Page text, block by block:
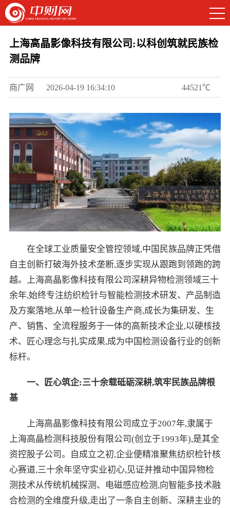
上海高晶影像科技有限公司:以科创筑就民族检
测品牌
商广网 2026-04-19 16:34:10 44521℃
在全球工业质量安全管控领域,中国民族品牌正凭借
自主创新打破海外技术垄断,逐步实现从跟跑到领跑的跨
越。上海高晶影像科技有限公司深耕异物检测领域三十
余年,始终专注纺织检针与智能检测技术研发、产品制造
及方案落地,从单一检针设备生产商,成长为集研发、生
产、销售、全流程服务于一体的高新技术企业,以硬核技
术、匠心理念与扎实成果,成为中国检测设备行业的创新
标杆。
一、匠心筑企:三十余载砥砺深耕,筑牢民族品牌根
基
上海高晶影像科技有限公司成立于2007年,隶属于
上海高晶检测科技股份有限公司(创立于1993年),是其全
资控股子公司。自成立之初,企业便精准聚焦纺织检针核
心赛道,三十余年坚守实业初心,见证并推动中国异物检
测技术从传统机械探测、电磁感应检测,向智能多技术融
合检测的全维度升级,走出了一条自主创新、深耕主业的